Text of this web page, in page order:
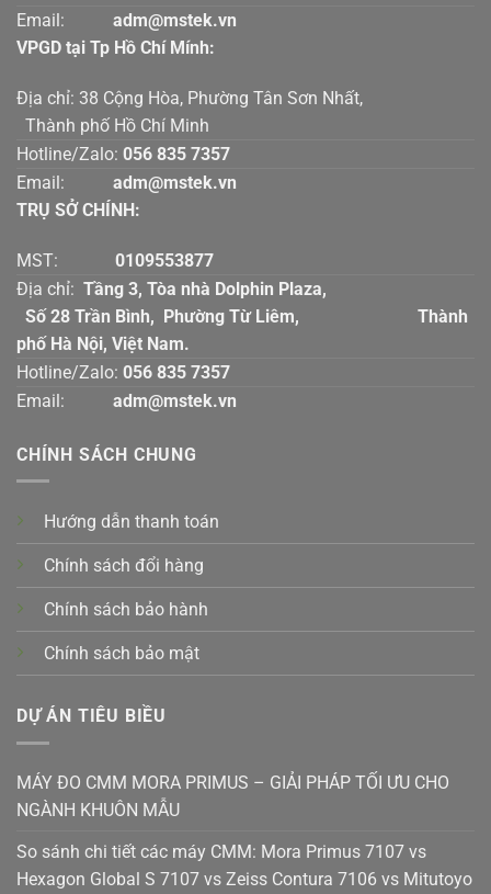
Email:
adm@mstek.vn
VPGD tại Tp Hồ Chí Mính:
Địa chỉ: 38 Cộng Hòa, Phường Tân Sơn Nhất,
Thành phố Hồ Chí Minh
Hotline/Zalo: 056 835 7357
Email:
adm@mstek.vn
TRỤ SỞ CHÍNH:
MST: 0109553877
Địa chỉ: Tầng 3, Tòa nhà Dolphin Plaza,
Số 28 Trần Bình, Phường Từ Liêm, Thành
phố Hà Nội, Việt Nam.
Hotline/Zalo: 056 835 7357
Email:
adm@mstek.vn
CHÍNH SÁCH CHUNG
Hướng dẫn thanh toán
Chính sách đổi hàng
Chính sách bảo hành
Chính sách bảo mật
DỰ ÁN TIÊU BIỀU
MÁY ĐO CMM MORA PRIMUS – GIẢI PHÁP TỐI ƯU CHO
NGÀNH KHUÔN MẪU
So sánh chi tiết các máy CMM: Mora Primus 7107 vs
Hexagon Global S 7107 vs Zeiss Contura 7106 vs Mitutoyo